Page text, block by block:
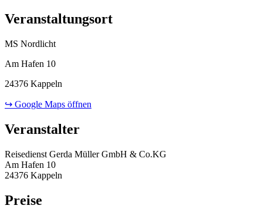
Veranstaltungsort
MS Nordlicht
Am Hafen 10
24376 Kappeln
↪ Google Maps öffnen
Veranstalter
Reisedienst Gerda Müller GmbH & Co.KG
Am Hafen 10
24376 Kappeln
Preise